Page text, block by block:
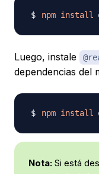
npm install
Luego, instale
dependencias del
npm install
Nota: Si está